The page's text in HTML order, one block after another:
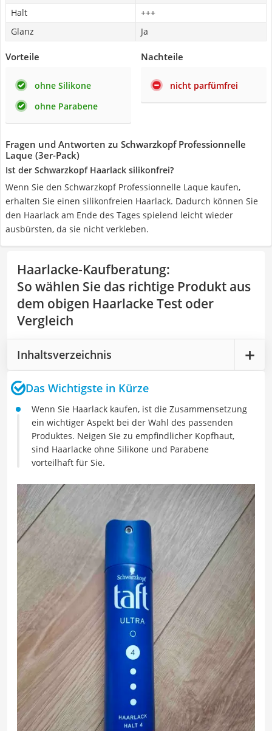
Halt
+++
Glanz
Ja
Vorteile
ohne Silikone
ohne Parabene
Nachteile
nicht parfümfrei
Fragen und Antworten zu Schwarzkopf Professionnelle
Laque (3er-Pack)
Ist der Schwarzkopf Haarlack silikonfrei?
Wenn Sie den Schwarzkopf Professionnelle Laque kaufen,
erhalten Sie einen silikonfreien Haarlack. Dadurch können Sie
den Haarlack am Ende des Tages spielend leicht wieder
ausbürsten, da sie nicht verkleben.
Haarlacke-Kaufberatung:
So wählen Sie das richtige Produkt aus
dem obigen Haarlacke Test oder
Vergleich
Inhaltsverzeichnis
Das Wichtigste in Kürze
Wenn Sie Haarlack kaufen, ist die Zusammensetzung
ein wichtiger Aspekt bei der Wahl des passenden
Produktes. Neigen Sie zu empfindlicher Kopfhaut,
sind Haarlacke ohne Silikone und Parabene
vorteilhaft für Sie.